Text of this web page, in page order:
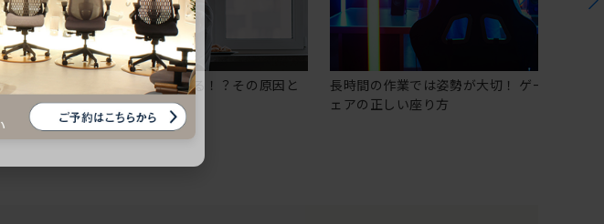
椅子に座っているのに疲れる！？その原因と
疲れにくいチェアの選び方
長時間の作業では姿勢が大切！ ゲーミングチ
ェアの正しい座り方